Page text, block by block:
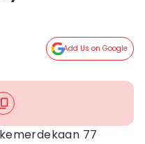
Add Us on Google
77